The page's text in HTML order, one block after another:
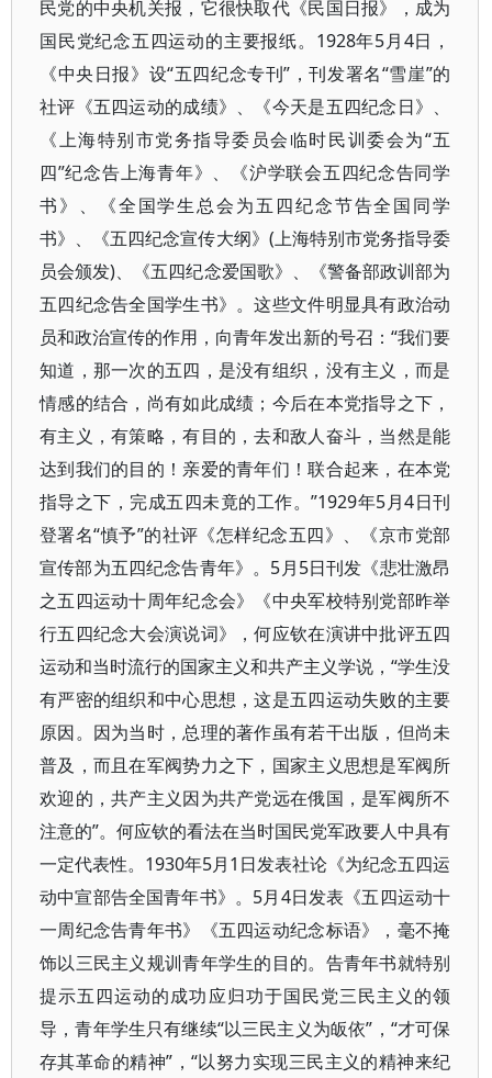
民党的中央机关报，它很快取代《民国日报》，成为
国民党纪念五四运动的主要报纸。1928年5月4日，
《中央日报》设“五四纪念专刊”，刊发署名“雪崖”的
社评《五四运动的成绩》、《今天是五四纪念日》、
《上海特别市党务指导委员会临时民训委会为“五
四”纪念告上海青年》、《沪学联会五四纪念告同学
书》、《全国学生总会为五四纪念节告全国同学
书》、《五四纪念宣传大纲》(上海特别市党务指导委
员会颁发)、《五四纪念爱国歌》、《警备部政训部为
五四纪念告全国学生书》。这些文件明显具有政治动
员和政治宣传的作用，向青年发出新的号召：“我们要
知道，那一次的五四，是没有组织，没有主义，而是
情感的结合，尚有如此成绩；今后在本党指导之下，
有主义，有策略，有目的，去和敌人奋斗，当然是能
达到我们的目的！亲爱的青年们！联合起来，在本党
指导之下，完成五四未竟的工作。”1929年5月4日刊
登署名“慎予”的社评《怎样纪念五四》、《京市党部
宣传部为五四纪念告青年》。5月5日刊发《悲壮激昂
之五四运动十周年纪念会》《中央军校特别党部昨举
行五四纪念大会演说词》，何应钦在演讲中批评五四
运动和当时流行的国家主义和共产主义学说，“学生没
有严密的组织和中心思想，这是五四运动失败的主要
原因。因为当时，总理的著作虽有若干出版，但尚未
普及，而且在军阀势力之下，国家主义思想是军阀所
欢迎的，共产主义因为共产党远在俄国，是军阀所不
注意的”。何应钦的看法在当时国民党军政要人中具有
一定代表性。1930年5月1日发表社论《为纪念五四运
动中宣部告全国青年书》。5月4日发表《五四运动十
一周纪念告青年书》《五四运动纪念标语》，毫不掩
饰以三民主义规训青年学生的目的。告青年书就特别
提示五四运动的成功应归功于国民党三民主义的领
导，青年学生只有继续“以三民主义为皈依”，“才可保
存其革命的精神”，“以努力实现三民主义的精神来纪